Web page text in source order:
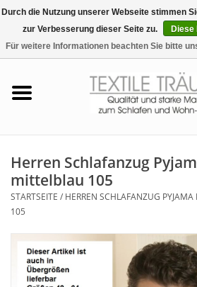
Tag & Nachtwäsche
Badezimmer & Sauna
Herren Schlafanzug
mittelblau 105
STARTSEITE / HERREN SCHLAFANZUG
105
Durch die Nutzung unserer Webseite stimmen
zur Verbesserung dieser Seite zu.
Für weitere Informationen beachten Sie bitte